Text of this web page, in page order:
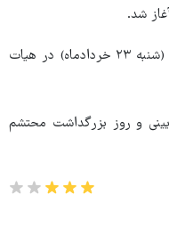
شد.
آیین اختتامیه این همایش ملی نیز امشب (شنبه ۲۳ خردادماه) در هیات
و روز بزرگداشت محتشم